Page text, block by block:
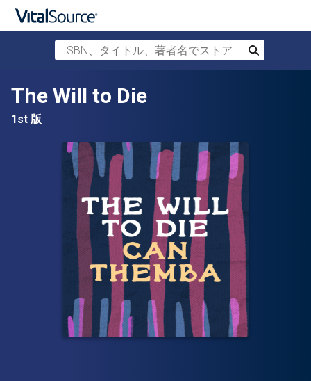
メインコンテンツへスキップ
ISBN、タイトル、著者名でストアを検索
検索
The Will to Die
1st 版